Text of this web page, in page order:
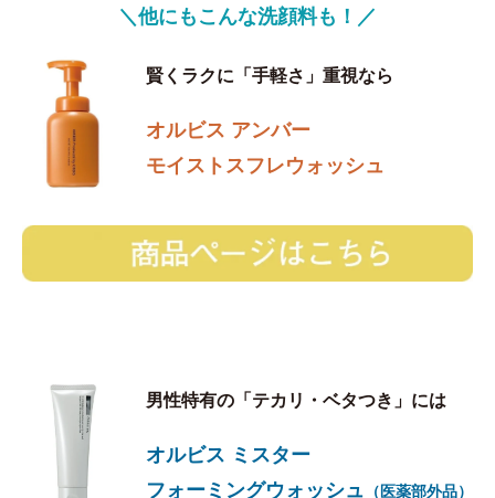
＼他にもこんな洗顔料も！／
賢くラクに「手軽さ」重視なら
オルビス アンバー
モイストスフレウォッシュ
男性特有の「テカリ・ベタつき」には
オルビス ミスター
フォーミングウォッシュ （医薬部外品）